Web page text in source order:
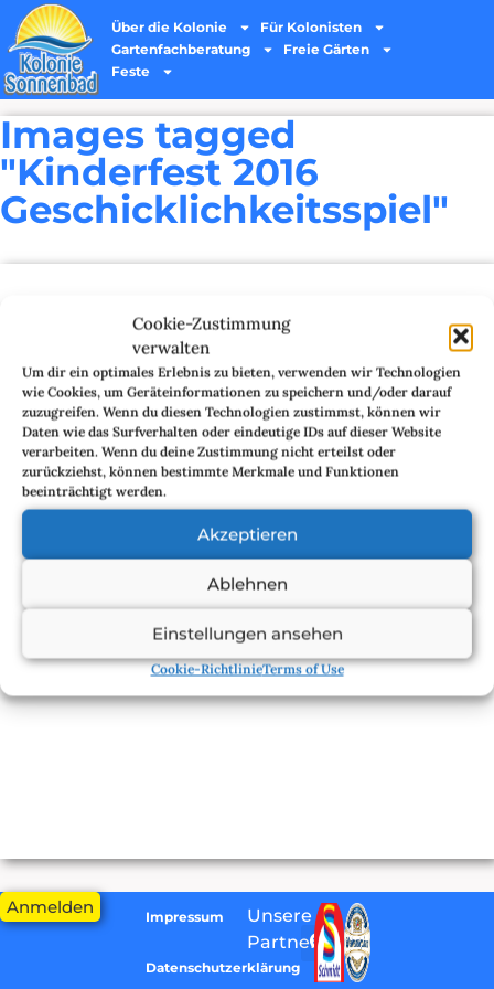
Cookie-Zustimmung
verwalten
Um dir ein optimales Erlebnis zu bieten, verwenden wir Technologien
wie Cookies, um Geräteinformationen zu speichern und/oder darauf
zuzugreifen. Wenn du diesen Technologien zustimmst, können wir
Daten wie das Surfverhalten oder eindeutige IDs auf dieser Website
verarbeiten. Wenn du deine Zustimmung nicht erteilst oder
zurückziehst, können bestimmte Merkmale und Funktionen
beeinträchtigt werden.
Akzeptieren
Ablehnen
Einstellungen ansehen
Cookie-RichtlinieTerms of Use
Über die Kolonie
Für Kolonisten
Gartenfachberatung
Freie Gärten
Feste
Images tagged
"Kinderfest 2016
Geschicklichkeitsspiel"
[ZEIGE EINE SLIDESHOW]
Anmelden Impressum
Datenschutzerklärung
Unsere
Partner: